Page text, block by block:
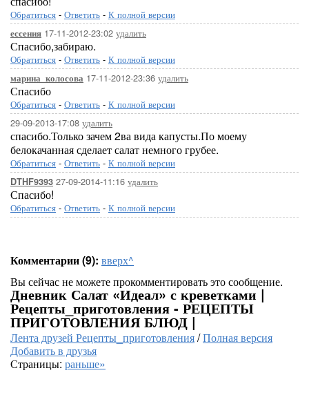
Обратиться - Ответить - К полной версии
ессения 17-11-2012-23:02 удалить
Спасибо,забираю.
Обратиться - Ответить - К полной версии
марина_колосова 17-11-2012-23:36 удалить
Спасибо
Обратиться - Ответить - К полной версии
29-09-2013-17:08 удалить
спасибо.Только зачем 2ва вида капусты.По моему
белокачанная сделает салат немного грубее.
Обратиться - Ответить - К полной версии
DTHF9393 27-09-2014-11:16 удалить
Спасибо!
Обратиться - Ответить - К полной версии
Комментарии (9): вверх^
Вы сейчас не можете прокомментировать это сообщение.
Дневник Салат «Идеал» с креветками |
Рецепты_приготовления - РЕЦЕПТЫ
ПРИГОТОВЛЕНИЯ БЛЮД |
Лента друзей Рецепты_приготовления/Полная версия
Добавить в друзья
Страницы: раньше»